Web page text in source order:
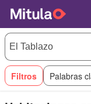
Filtros Palabras